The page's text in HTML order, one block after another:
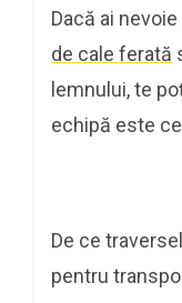
Dacă ai
de cale ferată
lemnului, te
echipă este
De ce
pentru